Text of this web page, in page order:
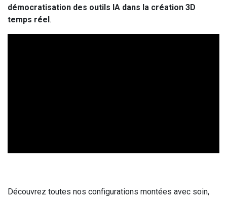
démocratisation des outils IA dans la création 3D
temps réel .
Découvrez toutes nos configurations montées avec soin,